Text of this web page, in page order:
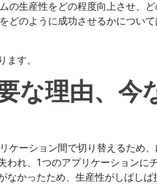
の生産性をどの程度向上させ、
どのように成功させるかについ
ます。
な理由、今
ケーション間で切り替えるため
われ、1つのアプリケーションに
なかったため、生産性がしばし